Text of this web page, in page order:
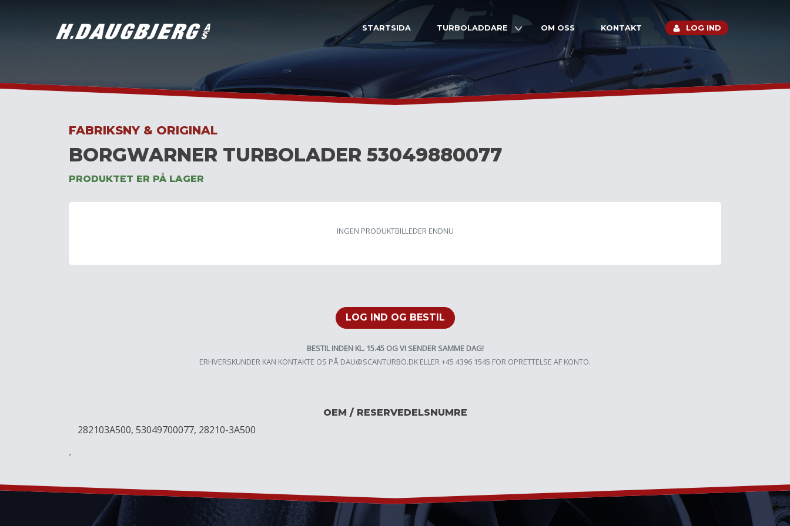
STARTSIDA TURBOLADDARE OM OSS KONTAKT LOG IND
FABRIKSNY & ORIGINAL
BORGWARNER TURBOLADER 53049880077
PRODUKTET ER PÅ LAGER
INGEN PRODUKTBILLEDER ENDNU
LOG IND OG BESTIL
BESTIL INDEN KL. 15.45 OG VI SENDER SAMME DAG!
ERHVERSKUNDER KAN KONTAKTE OS PÅ DAU@SCANTURBO.DK ELLER +45 4396 1545 FOR OPRETTELSE AF KONTO.
OEM / RESERVEDELSNUMRE
282103A500, 53049700077, 28210-3A500
´